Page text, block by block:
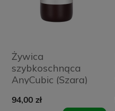
Żywica
szybkoschnąca
AnyCubic (Szara)
94,00 zł